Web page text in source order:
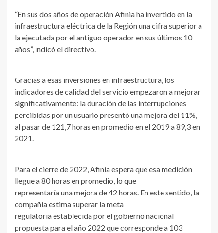
“En sus dos años de operación Afinia ha invertido en la
infraestructura eléctrica de la Región una cifra superior a
la ejecutada por el antiguo operador en sus últimos 10
años”, indicó el directivo.
Gracias a esas inversiones en infraestructura, los
indicadores de calidad del servicio empezaron a mejorar
significativamente: la duración de las interrupciones
percibidas por un usuario presentó una mejora del 11%,
al pasar de 121,7 horas en promedio en el 2019 a 89,3 en
2021.
Para el cierre de 2022, Afinia espera que esa medición
llegue a 80 horas en promedio, lo que
representaría una mejora de 42 horas. En este sentido, la
compañía estima superar la meta
regulatoria establecida por el gobierno nacional
propuesta para el año 2022 que corresponde a 103